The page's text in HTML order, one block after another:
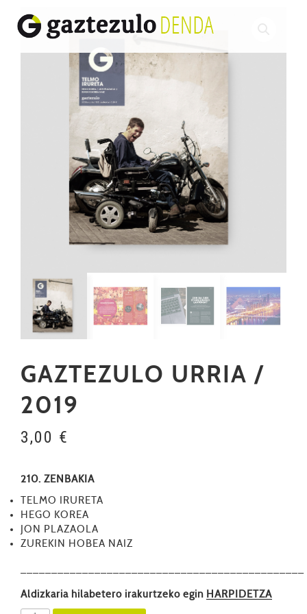
GAZTEZULO URRIA /
2019
3,00 €
210. ZENBAKIA
TELMO IRURETA
HEGO KOREA
JON PLAZAOLA
ZUREKIN HOBEA NAIZ
––––––––––––––––––––––––––––––––––––––––––––––
Aldizkaria hilabetero irakurtzeko egin HARPIDETZA